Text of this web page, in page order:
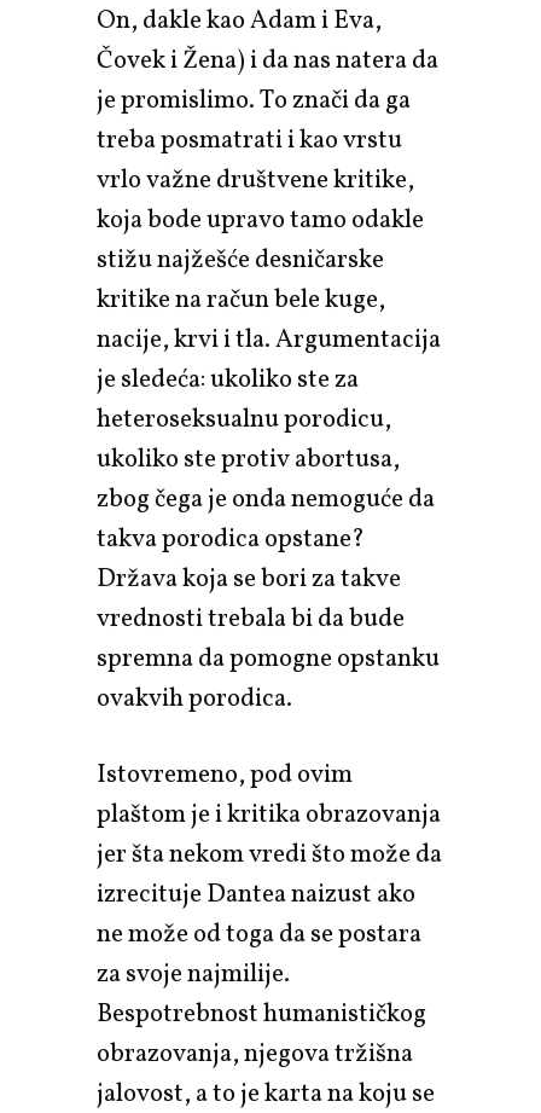
On, dakle kao Adam i Eva,
Čovek i Žena) i da nas natera da
je promislimo. To znači da ga
treba posmatrati i kao vrstu
vrlo važne društvene kritike,
koja bode upravo tamo odakle
stižu najžešće desničarske
kritike na račun bele kuge,
nacije, krvi i tla. Argumentacija
je sledeća: ukoliko ste za
heteroseksualnu porodicu,
ukoliko ste protiv abortusa,
zbog čega je onda nemoguće da
takva porodica opstane?
Država koja se bori za takve
vrednosti trebala bi da bude
spremna da pomogne opstanku
ovakvih porodica.
Istovremeno, pod ovim
plaštom je i kritika obrazovanja
jer šta nekom vredi što može da
izrecituje Dantea naizust ako
ne može od toga da se postara
za svoje najmilije.
Bespotrebnost humanističkog
obrazovanja, njegova tržišna
jalovost, a to je karta na koju se